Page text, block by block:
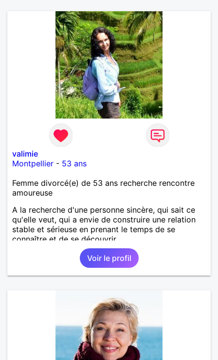
valimie
Montpellier - 53 ans
Femme divorcé(e) de 53 ans recherche rencontre
amoureuse
A la recherche d'une personne sincère, qui sait ce
qu'elle veut, qui a envie de construire une relation
stable et sérieuse en prenant le temps de se
connaître et de se découvrir.
Voir le profil